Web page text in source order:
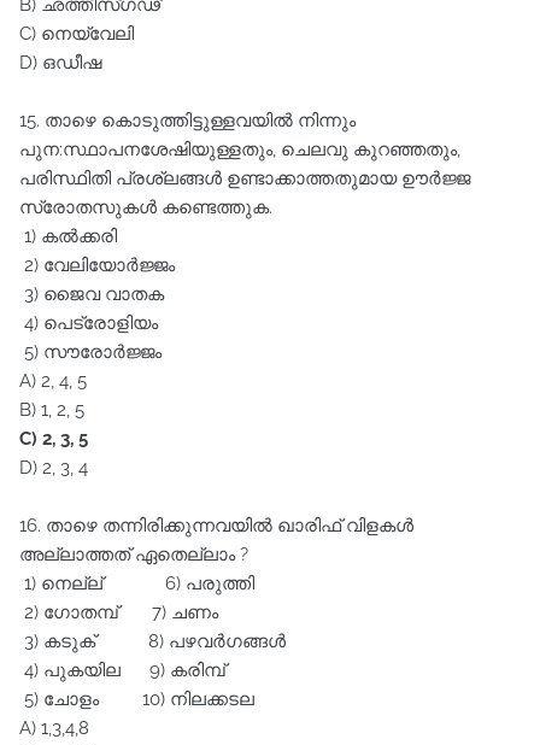
B) ഛത്തീസ്ഗഢ്
C) നെയ്‌വേലി
D) ഒഡീഷ
15. താഴെ കൊടുത്തിട്ടുള്ളവയിൽ നിന്നും
പുന:സ്ഥാപനശേഷിയുള്ളതും, ചെലവു കുറഞ്ഞതും,
പരിസ്ഥിതി പ്രശ്ലങ്ങൾ ഉണ്ടാക്കാത്തതുമായ ഊർജ്ജ
സ്രോതസുകൾ കണ്ടെത്തുക.
1) കൽക്കരി
2) വേലിയോർജ്ജം
3) ജൈവ വാതക
4) പെട്രോളിയം
5) സൗരോർജ്ജം
A) 2, 4, 5
B) 1, 2, 5
C) 2, 3, 5
D) 2, 3, 4
16. താഴെ തന്നിരിക്കുന്നവയിൽ ഖാരിഫ്‌ വിളകൾ
അല്ലാത്തത്‌ ഏതെല്ലാം ?
1) നെല്ല്‌ 6) പരുത്തി
2) ഗോതമ്പ്‌ 7) ചണം
3) കടുക്‌ 8) പഴവർഗങ്ങൾ
4) പുകയില 9) കരിമ്പ്‌
5) ചോളം 10) നിലക്കടല
A) 1,3,4,8